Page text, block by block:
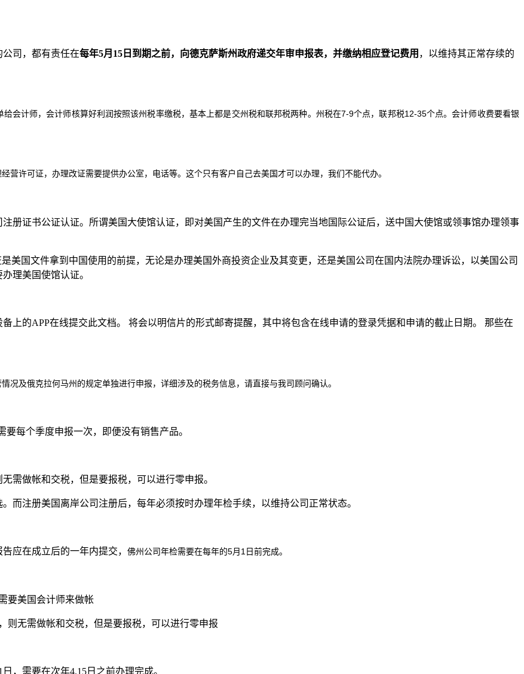
司，都有责任在每年5月15日到期之前，向德克萨斯州政府递交年审申报表，并缴纳相应登记费用 ，以维持其正常存续的
会计师，会计师核算好利润按照该州税率缴税，基本上都是交州税和联邦税两种。州税在7-9个点，联邦税12-35个点。会计师收费要看银
许可证，办理改证需要提供办公室，电话等。这个只有客户自己去美国才可以办理，我们不能代办。
册证书公证认证。所谓美国大使馆认证，即对美国产生的文件在办理完当地国际公证后，送中国大使馆或领事馆办理领事
美国文件拿到中国使用的前提，无论是办理美国外商投资企业及其变更，还是美国公司在国内法院办理诉讼，以美国公司
理美国使馆认证。
上的APP在线提交此文档。 将会以明信片的形式邮寄提醒，其中将包含在线申请的登录凭据和申请的截止日期。 那些在
况及俄克拉何马州 的规定单独进行申报，详细涉及的税务信息，请直接与我司顾问确认。
要每个季度申报一次，即便没有销售产品。
需做帐和交税，但是要报税，可以进行零申报。
而注册美国离岸公司注册后，每年必须按时办理年检手续，以维持公司正常状态。
应在成立后的一年内提交， 佛州公司年检需要在每年的5月1日前完成。
要美国会计师来做帐
则无需做帐和交税，但是要报税，可以进行零申报
，需要在次年4.15日之前办理完成。